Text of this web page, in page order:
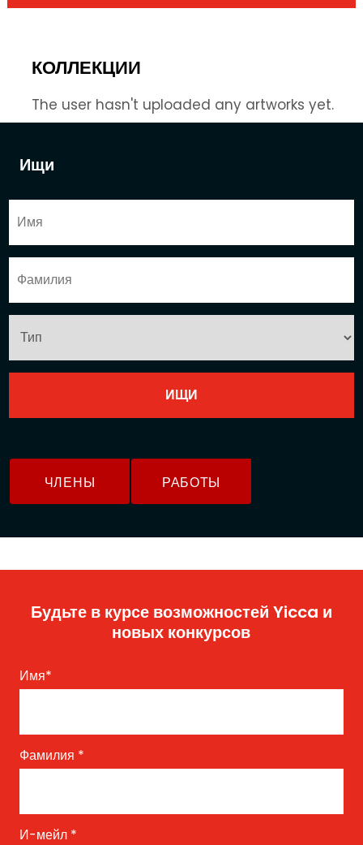
Ищи
ЧЛЕНЫ РАБОТЫ
КОЛЛЕКЦИИ
The user hasn't uploaded any artworks yet.
Будьте в курсе возможностей Yicca и
новых конкурсов
Имя*
Фамилия *
И-мейл *